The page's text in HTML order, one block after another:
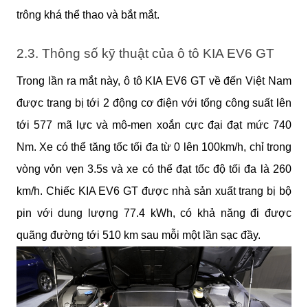
trông khá thể thao và bắt mắt.
2.3. Thông số kỹ thuật của ô tô KIA EV6 GT
Trong lần ra mắt này, ô tô KIA EV6 GT về đến Việt Nam
được trang bị tới 2 động cơ điện với tổng công suất lên
tới 577 mã lực và mô-men xoắn cực đại đạt mức 740
Nm. Xe có thể tăng tốc tối đa từ 0 lên 100km/h, chỉ trong
vòng vỏn vẹn 3.5s và xe có thể đạt tốc độ tối đa là 260
km/h. Chiếc KIA EV6 GT được nhà sản xuất trang bị bộ
pin với dung lượng 77.4 kWh, có khả năng đi được
quãng đường tới 510 km sau mỗi một lần sạc đầy.